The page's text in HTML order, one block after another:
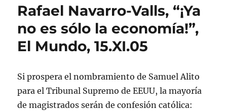
Rafael Navarro-Valls, “¡Ya
no es sólo la economía!”,
El Mundo, 15.XI.05
Si prospera el nombramiento de Samuel Alito
para el Tribunal Supremo de EEUU, la mayoría
de magistrados serán de confesión católica: